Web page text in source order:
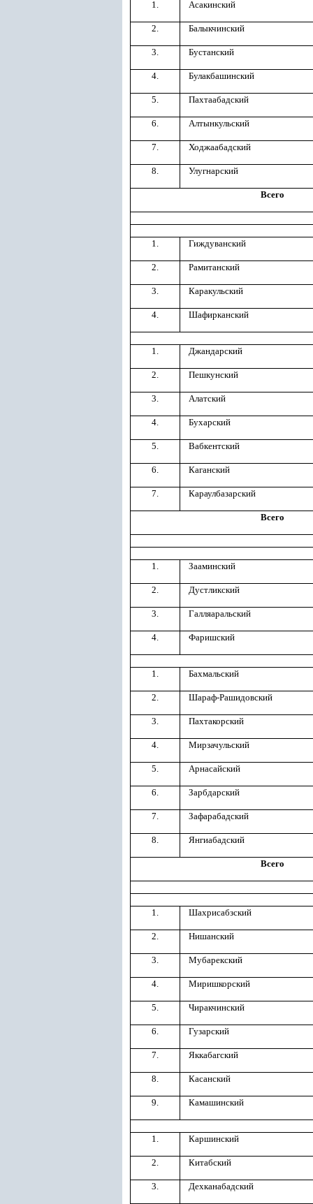
1. Асакинский
2. Балыкчинский
3. Бустанский
4. Булакбашинский
5. Пахтаабадский
6. Алтынкульский
7. Ходжаабадский
8. Улугнарский
Всего
1. Гиждуванский
2. Рамитанский
3. Каракульский
4. Шафирканский
1. Джандарский
2. Пешкунский
3. Алатский
4. Бухарский
5. Вабкентский
6. Каганский
7. Караулбазарский
Всего
1. Зааминский
2. Дустликский
3. Галляаральский
4. Фаришский
1. Бахмальский
2. Шараф-Рашидовский
3. Пахтакорский
4. Мирзачульский
5. Арнасайский
6. Зарбдарский
7. Зафарабадский
8. Янгиабадский
Всего
1. Шахрисабзский
2. Нишанский
3. Мубарекский
4. Миришкорский
5. Чиракчинский
6. Гузарский
7. Яккабагский
8. Касанский
9. Камашинский
1. Каршинский
2. Китабский
3. Дехканабадский